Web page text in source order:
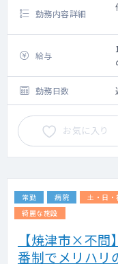
勤務内容詳細
給与
勤務日数
お気に入り
常勤 病院 土・日
綺麗な施設
【焼津市×不
番制でメリハリ